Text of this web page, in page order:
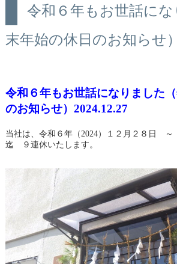
令和６年もお世話に
末年始の休日のお知らせ
令和６年もお世話になりました
のお知らせ）2024.12.27
当社は、令和６年（2024）１２月２８日
迄 ９連休いたします。